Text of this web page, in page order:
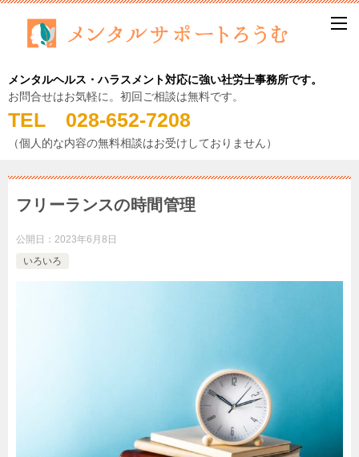
メンタルヘルス・ハラスメント対応に強い社労士事務所です。
お問合せはお気軽に。初回ご相談は無料です。
TEL 028-652-7208
（個人的な内容の無料相談はお受けしておりません）
フリーランスの時間管理
公開日： 2023年6月8日
いろいろ